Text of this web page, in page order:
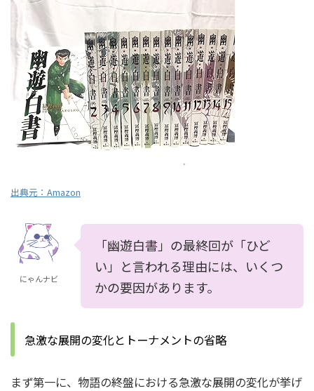
出典元： Amazon
にゃんナビ
「幽遊白書」の最終回が「ひど
い」と言われる理由には、いくつ
かの要因があります。
急激な展開の変化とトーナメントの省略
まず第一に、物語の終盤における急激な展開の変化が挙げ